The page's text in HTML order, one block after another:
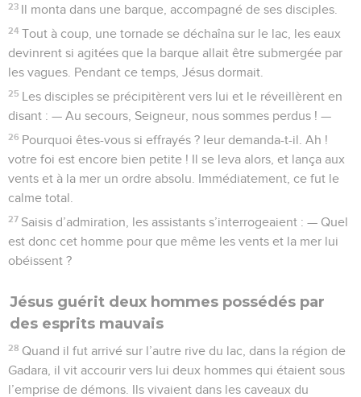
23 Il monta dans une barque, accompagné de ses disciples.
24 Tout à coup, une tornade se déchaîna sur le lac, les eaux
devinrent si agitées que la barque allait être submergée par
les vagues. Pendant ce temps, Jésus dormait.
25 Les disciples se précipitèrent vers lui et le réveillèrent en
disant : — Au secours, Seigneur, nous sommes perdus ! —
26 Pourquoi êtes-vous si effrayés ? leur demanda-t-il. Ah !
votre foi est encore bien petite ! Il se leva alors, et lança aux
vents et à la mer un ordre absolu. Immédiatement, ce fut le
calme total.
27 Saisis d’admiration, les assistants s’interrogeaient : — Quel
est donc cet homme pour que même les vents et la mer lui
obéissent ?
Jésus guérit deux hommes possédés par
des esprits mauvais
28 Quand il fut arrivé sur l’autre rive du lac, dans la région de
Gadara, il vit accourir vers lui deux hommes qui étaient sous
l’emprise de démons. Ils vivaient dans les caveaux du